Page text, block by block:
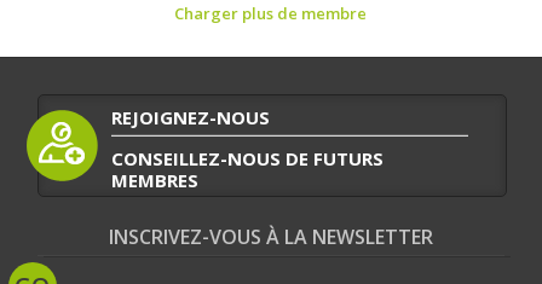
Charger plus de membre
REJOIGNEZ-NOUS
CONSEILLEZ-NOUS DE FUTURS
MEMBRES
INSCRIVEZ-VOUS À LA NEWSLETTER